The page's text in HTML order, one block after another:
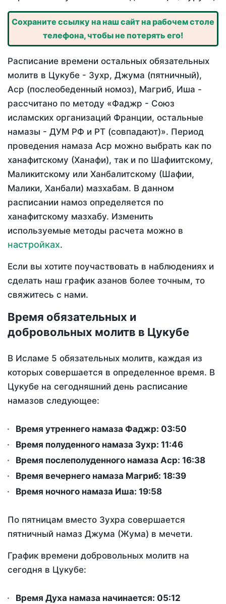
Сохраните ссылку на наш сайт на рабочем столе
телефона, чтобы не потерять его!
Расписание времени остальных обязательных
молитв в Цукубе - Зухр, Джума (пятничный),
Аср (послеобеденный номоз), Магриб, Иша -
рассчитано по методу «Фаджр - Союз
исламских организаций Франции, остальные
намазы - ДУМ РФ и РТ (совпадают)». Период
проведения намаза Аср можно выбрать как по
ханафитскому (Ханафи), так и по Шафиитскому,
Маликитскому или Ханбалитскому (Шафии,
Малики, Ханбали) мазхабам. В данном
расписании намоз определяется по
ханафитскому мазхабу. Изменить
используемые методы расчета можно в
настройках.
Если вы хотите поучаствовать в наблюдениях и
сделать наш график азанов более точным, то
свяжитесь с нами.
Время обязательных и
добровольных молитв в Цукубе
В Исламе 5 обязательных молитв, каждая из
которых совершается в определенное время. В
Цукубе на сегодняшний день расписание
намазов следующее:
Время утреннего намаза Фаджр: 03:50
Время полуденного намаза Зухр: 11:46
Время послеполуденного намаза Аср: 16:38
Время вечернего намаза Магриб: 18:39
Время ночного намаза Иша: 19:58
По пятницам вместо Зухра совершается
пятничный намаз Джума (Жума) в мечети.
График времени добровольных молитв на
сегодня в Цукубе:
Время Духа намаза начинается: 05:12